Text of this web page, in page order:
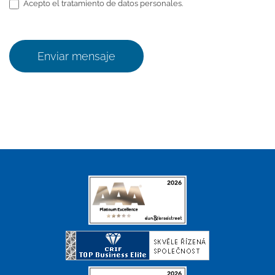
Acepto el tratamiento de datos personales.
Enviar mensaje